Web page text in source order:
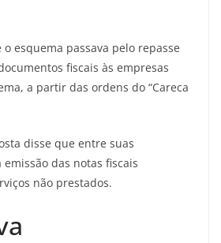
esquema passava pelo repasse
fiscais às empresas
a partir das ordens do “Careca
disse que entre suas
das notas fiscais
não prestados.